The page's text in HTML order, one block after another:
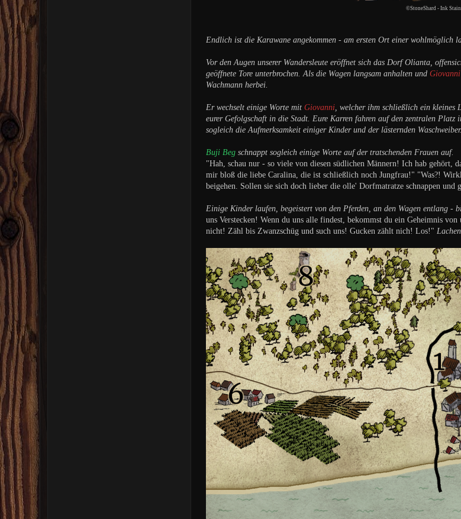
©StoneShard - Ink
Endlich ist die Karawane angekommen - am ersten Ort einer wohlmöglich
Vor den Augen unserer Wandersleute eröffnet sich das Dorf Olianta,
geöffnete Tore unterbrochen. Als die Wagen langsam anhalten und Giovanni
Wachmann herbei.
Er wechselt einige Worte mit Giovanni, welcher ihm schließlich ein kleines
eurer Gefolgschaft in die Stadt. Eure Karren fahren auf den zentralen
sogleich die Aufmerksamkeit einiger Kinder und der lästernden Waschweiber.
Buji Begschnappt sogleich einige Worte auf der tratschenden Frauen auf.
"Hah, schau nur - so viele von diesen südlichen Männern! Ich hab gehört,
mir bloß die liebe Caralina, die ist schließlich noch Jungfrau!" "Was?!
beigehen. Sollen sie sich doch lieber die olle' Dorfmatratze schnappen
Einige Kinder laufen, begeistert von den Pferden, an den Wagen entlang -
uns Verstecken! Wenn du uns alle findest, bekommst du ein Geheimnis
nicht! Zähl bis Zwanzschüg und such uns! Gucken zählt nich! Los!"